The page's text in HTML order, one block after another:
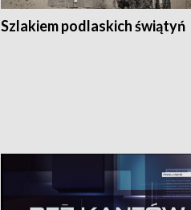
Szlakiem podlaskich świątyń